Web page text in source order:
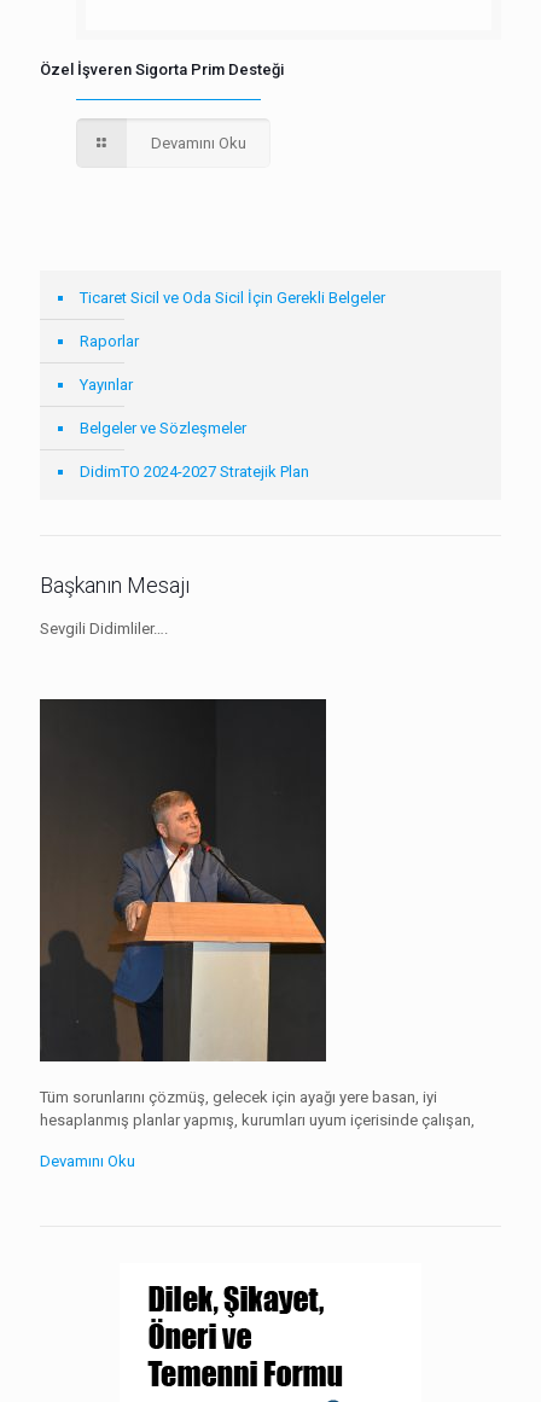
Özel İşveren Sigorta Prim Desteği
Devamını Oku
Ticaret Sicil ve Oda Sicil İçin Gerekli Belgeler
Raporlar
Yayınlar
Belgeler ve Sözleşmeler
DidimTO 2024-2027 Stratejik Plan
Başkanın Mesajı
Sevgili Didimliler….
Tüm sorunlarını çözmüş, gelecek için ayağı yere basan, iyi
hesaplanmış planlar yapmış, kurumları uyum içerisinde çalışan,
Devamını Oku